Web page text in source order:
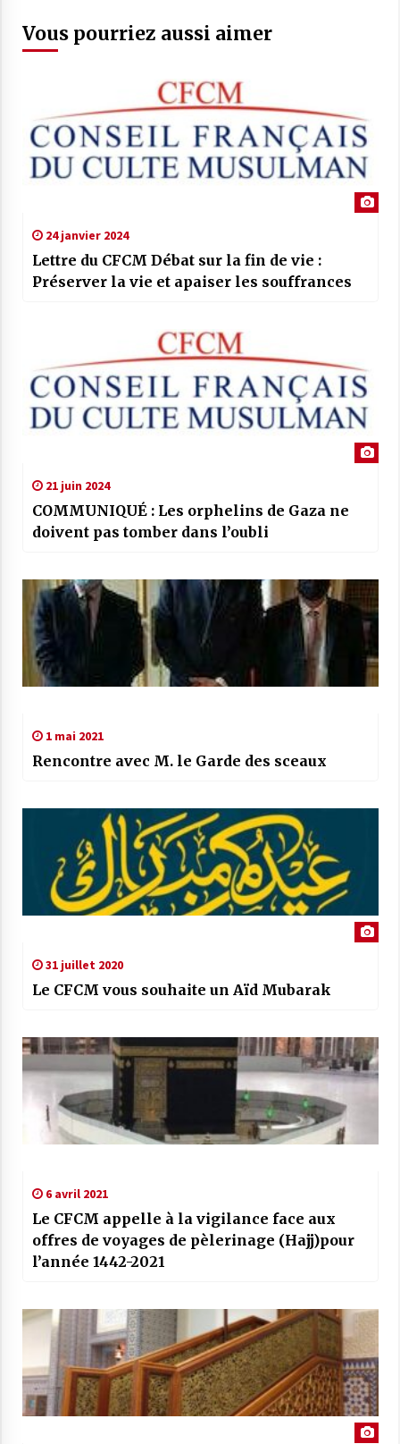
Vous pourriez aussi aimer
24 janvier 2024
Lettre du CFCM Débat sur la fin de vie :
Préserver la vie et apaiser les souffrances
21 juin 2024
COMMUNIQUÉ : Les orphelins de Gaza ne
doivent pas tomber dans l’oubli
1 mai 2021
Rencontre avec M. le Garde des sceaux
31 juillet 2020
Le CFCM vous souhaite un Aïd Mubarak
6 avril 2021
Le CFCM appelle à la vigilance face aux
offres de voyages de pèlerinage (Hajj)pour
l’année 1442-2021